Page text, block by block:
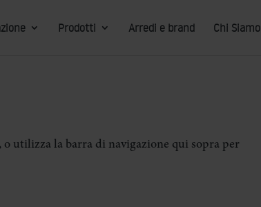
Prodotti Arredi e brand Chi Siamo
utilizza la barra di navigazione qui sopra per